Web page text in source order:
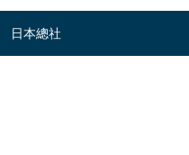
日本總社